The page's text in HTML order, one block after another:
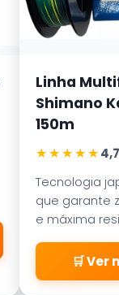
Linha
Shimano
150m
★★★★★4,7
Tecnologia
que garante
e máxima
abrasão.
pelos🛒 Ver